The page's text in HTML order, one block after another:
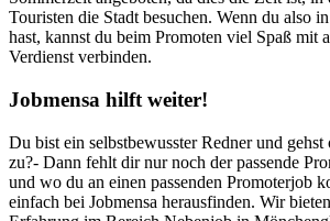
Touristen die Stadt besuchen. Wenn du also
hast, kannst du beim Promoten viel Spaß mit
Verdienst verbinden.
Jobmensa hilft weiter!
Du bist ein selbstbewusster Redner und
zu?- Dann fehlt dir nur noch der passende
und wo du an einen passenden Promoterjob
einfach bei Jobmensa herausfinden. Wir